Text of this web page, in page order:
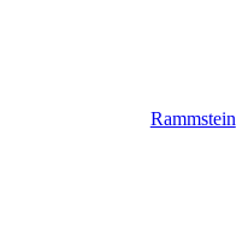
Rammstein